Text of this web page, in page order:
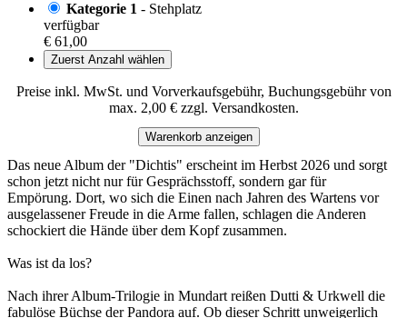
Kategorie 1 - Stehplatz
verfügbar
€ 61,00
Zuerst Anzahl wählen
Preise inkl. MwSt. und Vorverkaufsgebühr, Buchungsgebühr von
max. 2,00 € zzgl. Versandkosten.
Warenkorb anzeigen
Das neue Album der "Dichtis" erscheint im Herbst 2026 und sorgt
schon jetzt nicht nur für Gesprächsstoff, sondern gar für
Empörung. Dort, wo sich die Einen nach Jahren des Wartens vor
ausgelassener Freude in die Arme fallen, schlagen die Anderen
schockiert die Hände über dem Kopf zusammen.
Was ist da los?
Nach ihrer Album-Trilogie in Mundart reißen Dutti & Urkwell die
fabulöse Büchse der Pandora auf. Ob dieser Schritt unweigerlich